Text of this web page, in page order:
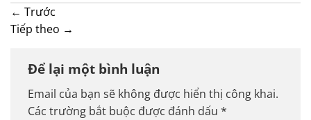
← Trước
Tiếp theo →
Để lại một bình luận
Email của bạn sẽ không được hiển thị công khai.
Các trường bắt buộc được đánh dấu *